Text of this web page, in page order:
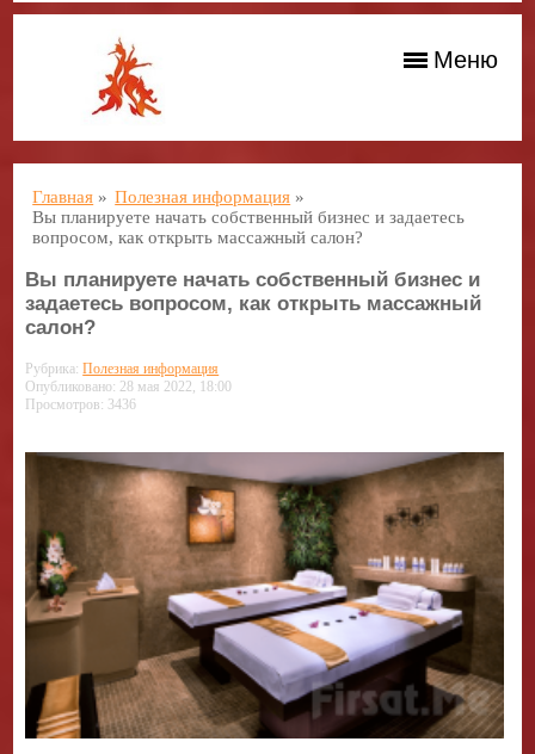
Меню
Главная » Полезная информация »
Вы планируете начать собственный бизнес и задаетесь
вопросом, как открыть массажный салон?
Вы планируете начать собственный бизнес и
задаетесь вопросом, как открыть массажный
салон?
Рубрика:Полезная информация
Опубликовано: 28 мая 2022, 18:00
Просмотров: 3436